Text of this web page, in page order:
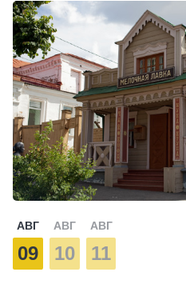
АВГ
09
АВГ
10
АВГ
11